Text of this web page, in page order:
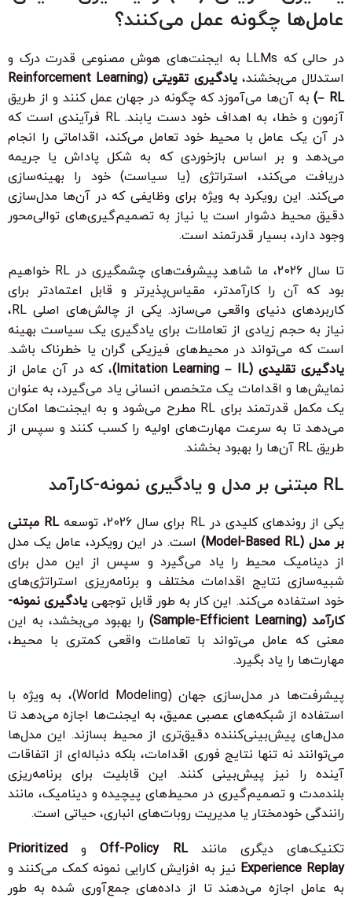
عامل‌ها چگونه عمل می‌کنند؟
در حالی که LLMs به ایجنت‌های هوش مصنوعی قدرت درک و
استدلال می‌بخشند،
یادگیری تقویتی (Reinforcement Learning
– RL) به آن‌ها می‌آموزد که چگونه در جهان عمل کنند و از طریق
آزمون و خطا، به اهداف خود دست یابند. RL فرآیندی است که
در آن یک عامل با محیط خود تعامل می‌کند، اقداماتی را انجام
می‌دهد و بر اساس بازخوردی که به شکل پاداش یا جریمه
دریافت می‌کند، استراتژی (یا سیاست) خود را بهینه‌سازی
می‌کند. این رویکرد به ویژه برای وظایفی که در آن‌ها مدل‌سازی
دقیق محیط دشوار است یا نیاز به تصمیم‌گیری‌های توالی‌محور
وجود دارد، بسیار قدرتمند است.
تا سال 2026، ما شاهد پیشرفت‌های چشمگیری در RL خواهیم
بود که آن را کارآمدتر، مقیاس‌پذیرتر و قابل اعتمادتر برای
کاربردهای دنیای واقعی می‌سازد. یکی از چالش‌های اصلی RL،
نیاز به حجم زیادی از تعاملات برای یادگیری یک سیاست بهینه
است که می‌تواند در محیط‌های فیزیکی گران یا خطرناک باشد.
یادگیری تقلیدی (Imitation Learning – IL)
، که در آن عامل از
نمایش‌ها و اقدامات یک متخصص انسانی یاد می‌گیرد، به عنوان
یک مکمل قدرتمند برای RL مطرح می‌شود و به ایجنت‌ها امکان
می‌دهد تا به سرعت مهارت‌های اولیه را کسب کنند و سپس از
طریق RL آن‌ها را بهبود بخشند.
RL مبتنی بر مدل و یادگیری نمونه-کارآمد
یکی از روندهای کلیدی در RL برای سال 2026، توسعه
RL مبتنی
بر مدل (Model-Based RL)
است. در این رویکرد، عامل یک مدل
از دینامیک محیط را یاد می‌گیرد و سپس از این مدل برای
شبیه‌سازی نتایج اقدامات مختلف و برنامه‌ریزی استراتژی‌های
خود استفاده می‌کند. این کار به طور قابل توجهی یادگیری نمونه-
کارآمد (Sample-Efficient Learning)
را بهبود می‌بخشد، به این
معنی که عامل می‌تواند با تعاملات واقعی کمتری با محیط،
مهارت‌ها را یاد بگیرد.
پیشرفت‌ها در مدل‌سازی جهان (World Modeling)، به ویژه با
استفاده از شبکه‌های عصبی عمیق، به ایجنت‌ها اجازه می‌دهد تا
مدل‌های پیش‌بینی‌کننده دقیق‌تری از محیط بسازند. این مدل‌ها
می‌توانند نه تنها نتایج فوری اقدامات، بلکه دنباله‌ای از اتفاقات
آینده را نیز پیش‌بینی کنند. این قابلیت برای برنامه‌ریزی
بلندمدت و تصمیم‌گیری در محیط‌های پیچیده و دینامیک، مانند
رانندگی خودمختار یا مدیریت روبات‌های انباری، حیاتی است.
تکنیک‌های دیگری مانندOff-Policy RLو Prioritized
Experience Replay نیز به افزایش کارایی نمونه کمک می‌کنند و
به عامل اجازه می‌دهند تا از داده‌های جمع‌آوری شده به طور